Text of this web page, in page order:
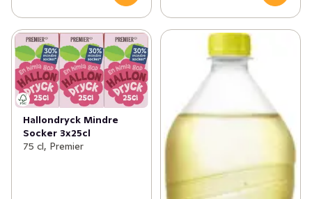
Hallondryck Mindre
Socker 3x25cl
75 cl, Premier